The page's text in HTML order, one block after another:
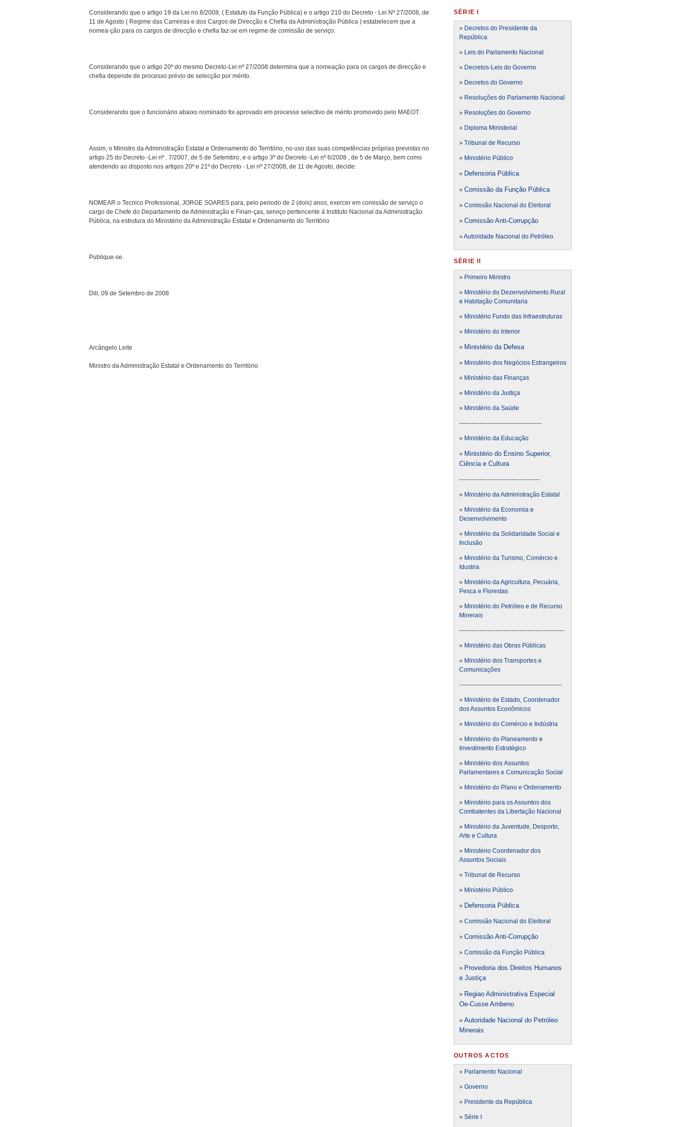
Considerando que o artigo 19 da Lei no 8/2008, ( Estatuto da Função Pública) e o artigo 210 do Decreto - Lei Nº 27/2008, de
11 de Agosto ( Regime das Carreiras e dos Cargos de Direcção e Chefia da Administração Pública ) estabelecem que a
nomea-ção para os cargos de direcção e chefia faz-se em regime de comissão de serviço.
Considerando que o artigo 20º do mesmo Decreto-Lei nº 27/2008 determina que a nomeação para os cargos de direcção e
chefia depende de processo prévio de selecção por mérito.
Considerando que o funcionário abaixo nominado foi aprovado em processo selectivo de mérito promovido pelo MAEOT.
Assim, o Ministro da Administração Estatal e Ordenamento do Território, no uso das suas competências próprias previstas no
artigo 25 do Decreto -Lei nº . 7/2007, de 5 de Setembro, e o artigo 3º do Decreto -Lei nº 6/2008 , de 5 de Março, bem como
atendendo ao disposto nos artigos 20º e 21º do Decreto - Lei nº 27/2008, de 11 de Agosto, decide:
NOMEAR o Tecnico Professional, JORGE SOARES para, pelo periodo de 2 (dois) anos, exercer em comissão de serviço o
cargo de Chefe do Departamento de Administração e Finan-ças, serviço pertencente á Instituto Nacional da Administração
Pública, na estrutura do Ministério da Administração Estatal e Ordenamento do Território
Publique-se.
Dili, 09 de Setembro de 2008
Arcângelo Leite
Ministro da Administração Estatal e Ordenamento do Território
SÉRIE I
» Decretos do Presidente da
República
» Leis do Parlamento Nacional
» Decretos-Leis do Governo
» Decretos do Governo
» Resoluções do Parlamento Nacional
» Resoluções do Governo
» Diploma Ministerial
» Tribunal de Recurso
» Ministério Público
» Defensoria Pública
» Comissão da Função Pública
» Comissão Nacional do Eleitoral
» Comissão Anti-Corrupção
» Autoridade Nacional do Petróleo
SÉRIE II
» Primeiro Ministro
» Ministério do Dezenvolvimento Rural
e Habitação Comunitaria
» Ministério Fundo das Infraestruturas
» Ministério do Interior
» Ministério da Defesa
» Ministério dos Negócios Estrangeiros
» Ministério das Finanças
» Ministério da Justiça
» Ministério da Saúde
-----------------------------------------
» Ministério da Educação
» Ministério do Ensino Superior,
Ciência e Cultura
----------------------------------------
» Ministério da Administração Estatal
» Ministério da Economia e
Desenvolvimento
» Ministério da Solidaridade Social e
Inclusão
» Ministério da Turismo, Comércio e
Idustria
» Ministério da Agricultura, Pecuária,
Pesca e Florestas
» Ministério do Petróleo e de Recurso
Minerais
----------------------------------------------------
» Ministério das Obras Públicas
» Ministério dos Transportes e
Comunicações
---------------------------------------------------
» Ministério de Estado, Coordenador
dos Assuntos Econômicos
» Ministério do Comércio e Indústria
» Ministério do Planeamento e
Investimento Estratégico
» Ministério dos Assuntos
Parlamentares e Comunicação Social
» Ministério do Plano e Ordenamento
» Ministério para os Assuntos dos
Combatentes da Libertação Nacional
» Ministério da Juventude, Desporto,
Arte e Cultura
» Ministério Coordenador dos
Assuntos Sociais
» Tribunal de Recurso
» Ministério Público
» Defensoria Pública
» Comissão Nacional do Eleitoral
» Comissão Anti-Corrupção
» Comissão da Função Pública
» Provedoria dos Direitos Humanos
e Justiça
» Regiao Administrativa Especial
Oe-Cusse Ambeno
» Autoridade Nacional do Petróleo
Minerais
OUTROS ACTOS
» Parlamento Nacional
» Governo
» Presidente da República
» Série I